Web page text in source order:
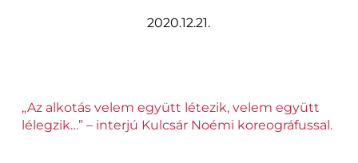
2020.12.21.
„Az alkotás velem együtt létezik, velem együtt
lélegzik…” – interjú Kulcsár Noémi koreográfussal.